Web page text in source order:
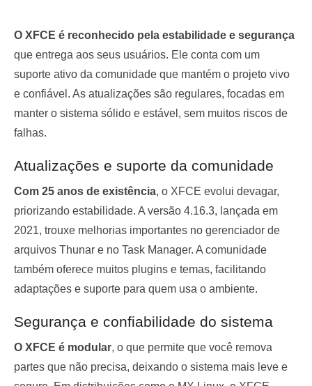
O XFCE é reconhecido pela estabilidade e segurança
que entrega aos seus usuários. Ele conta com um
suporte ativo da comunidade que mantém o projeto vivo
e confiável. As atualizações são regulares, focadas em
manter o sistema sólido e estável, sem muitos riscos de
falhas.
Atualizações e suporte da comunidade
Com 25 anos de existência, o XFCE evolui devagar,
priorizando estabilidade. A versão 4.16.3, lançada em
2021, trouxe melhorias importantes no gerenciador de
arquivos Thunar e no Task Manager. A comunidade
também oferece muitos plugins e temas, facilitando
adaptações e suporte para quem usa o ambiente.
Segurança e confiabilidade do sistema
O XFCE é modular, o que permite que você remova
partes que não precisa, deixando o sistema mais leve e